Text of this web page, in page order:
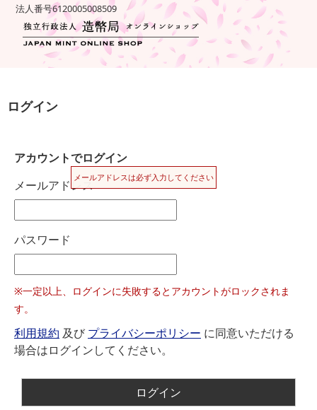
法人番号6120005008509
ログイン
アカウントでログイン
メールアドレスは必ず入力してください
メールアドレス
パスワード
※一定以上、ログインに失敗するとアカウントがロックされま
す。
利用規約 及び プライバシーポリシー に同意いただける
場合はログインしてください。